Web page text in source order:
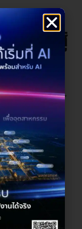
พังไม่สู้
ทรงประสิทธิภาพ
Power
365,
อื่นๆ อีกมากมาย
ค์กรของคุณ
ไปที่หน้า Power BI
ร์ดและรายงาน
ที่ใช้ได้จริงและขับ